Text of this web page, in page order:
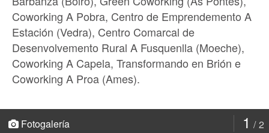
Coworking A Pobra, Centro de Emprendemento A
Estación (Vedra), Centro Comarcal de
Desenvolvemento Rural A Fusquenlla (Moeche),
Coworking A Capela, Transformando en Brión e
Coworking A Proa (Ames).
1 2
Fotogalería